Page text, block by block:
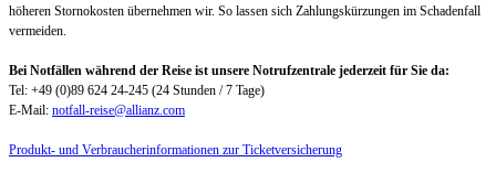
höheren Stornokosten übernehmen wir. So lassen sich Zahlungskürzungen im Schadenfall
vermeiden.
Bei Notfällen während der Reise ist unsere Notrufzentrale jederzeit für Sie da:
Tel: +49 (0)89 624 24-245 (24 Stunden / 7 Tage)
E-Mail: notfall-reise@allianz.com
Produkt- und Verbraucherinformationen zur Ticketversicherung